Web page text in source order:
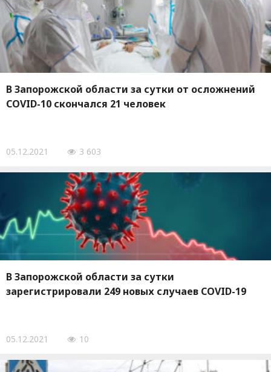
В Запорожской области за сутки от осложнений
COVID-10 скончался 21 человек
05.12.2021 3 603
В Запорожской области за сутки
зарегистрировали 249 новых случаев COVID-19
05.12.2021 10